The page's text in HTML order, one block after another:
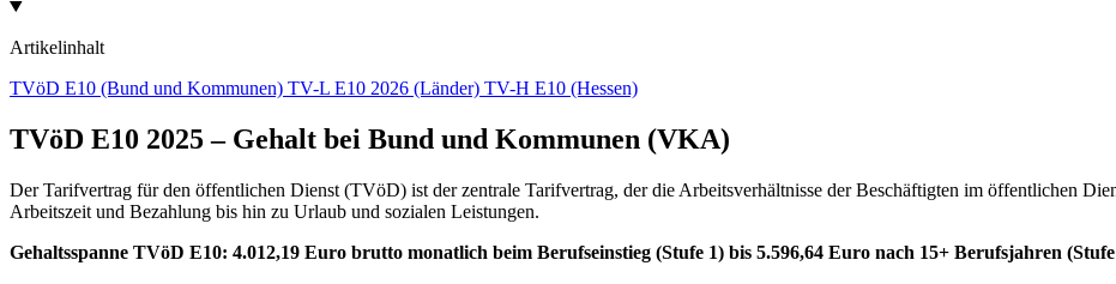
Artikelinhalt
TVöD E10 (Bund und Kommunen) TV-L E10 2026 (Länder) TV-H E10 (Hessen)
TVöD E10 2025 – Gehalt bei Bund und Kommunen (VKA)
Der Tarifvertrag für den öffentlichen Dienst (TVöD) ist der zentrale Tarifvertrag, der die Arbeitsverhältnisse der Beschäftigten im öffentlichen
Arbeitszeit und Bezahlung bis hin zu Urlaub und sozialen Leistungen.
Gehaltsspanne TVöD E10: 4.012,19 Euro brutto monatlich beim Berufseinstieg (Stufe 1) bis 5.596,64 Euro nach 15+ Berufsjahren